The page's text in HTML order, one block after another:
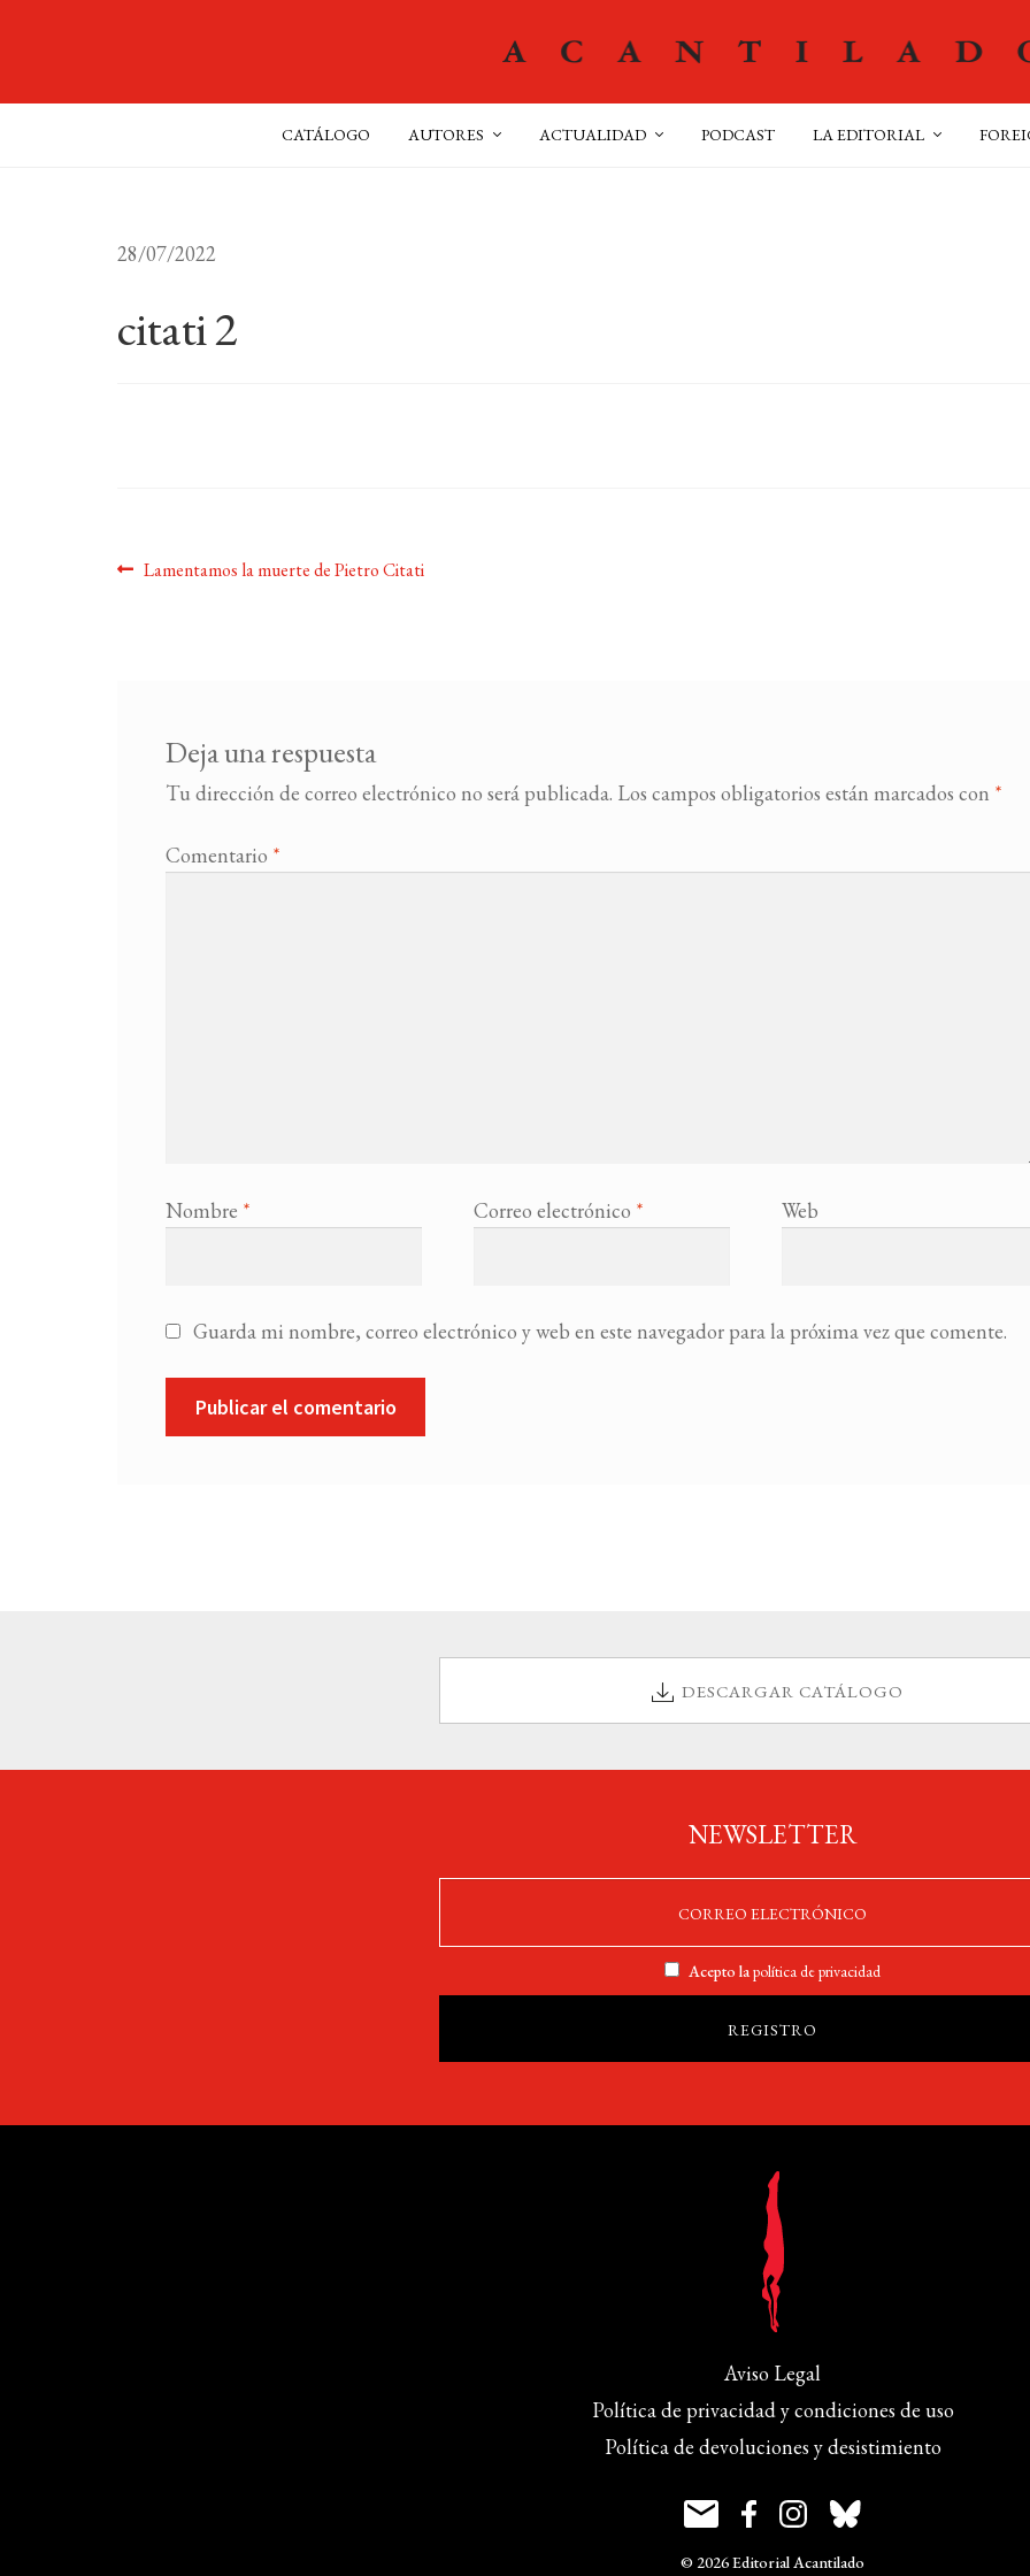
CATÁLOGO AUTORES ACTUALIDAD PODCAST LA EDITORIAL
28/07/2022
citati 2
Navegación
Anterior:
Lamentamos la muerte de Pietro Citati
Deja una respuesta
Tu dirección de correo electrónico no será publicada. Los campos obligatorios están marcados con *
Comentario *
Nombre * Correo electrónico * Web
Guarda mi nombre, correo electrónico y web en este navegador para la próxima vez que comente.
DESCARGAR CATÁLOGO
NEWSLETTER
Acepto lapolítica de privacidad
Aviso Legal
Política de privacidad y condiciones de uso
Política de devoluciones y desistimiento
© 2026 Editorial Acantilado